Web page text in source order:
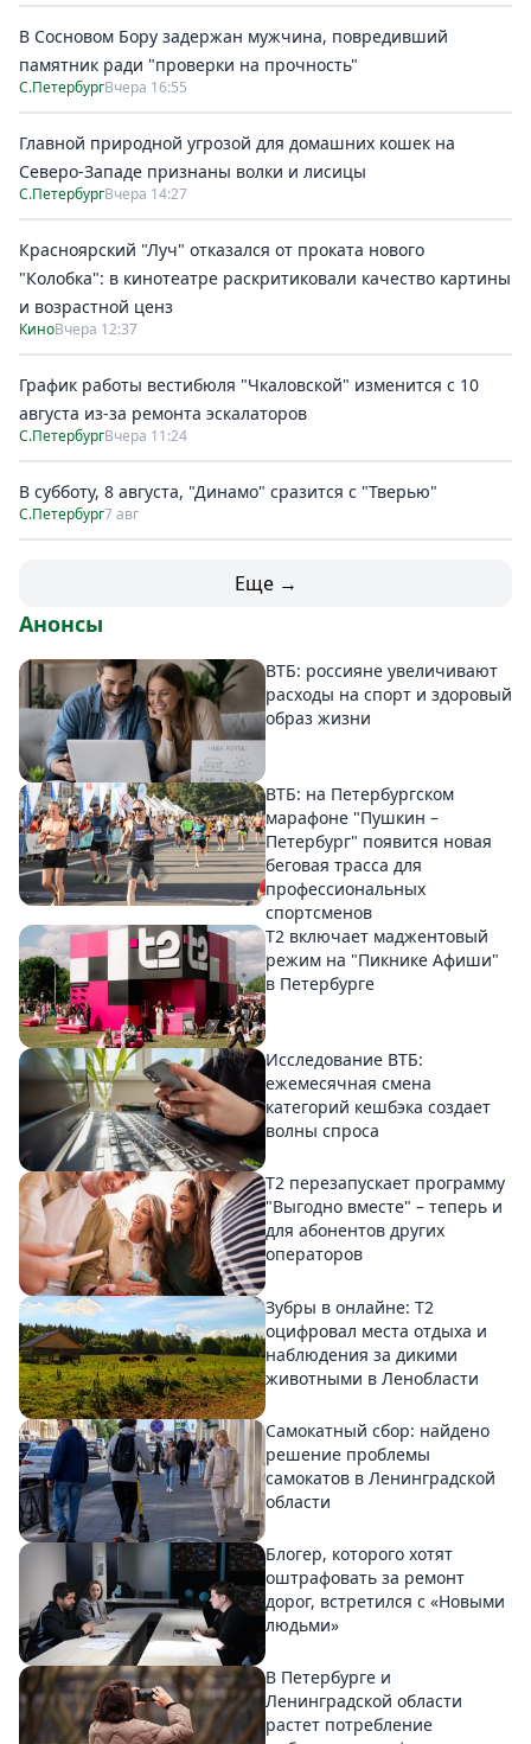
В Сосновом Бору задержан мужчина, повредивший
памятник ради "проверки на прочность"
С.ПетербургВчера 16:55
Главной природной угрозой для домашних кошек на
Северо-Западе признаны волки и лисицы
С.ПетербургВчера 14:27
Красноярский "Луч" отказался от проката нового
"Колобка": в кинотеатре раскритиковали качество картины
и возрастной ценз
КиноВчера 12:37
График работы вестибюля "Чкаловской" изменится с 10
августа из-за ремонта эскалаторов
С.ПетербургВчера 11:24
В субботу, 8 августа, "Динамо" сразится с "Тверью"
С.Петербург7 авг
Еще →
Анонсы
ВТБ: россияне увеличивают
расходы на спорт и здоровый
образ жизни
ВТБ: на Петербургском
марафоне "Пушкин –
Петербург" появится новая
беговая трасса для
профессиональных
спортсменов
Т2 включает маджентовый
режим на "Пикнике Афиши"
в Петербурге
Исследование ВТБ:
ежемесячная смена
категорий кешбэка создает
волны спроса
Т2 перезапускает программу
"Выгодно вместе" – теперь и
для абонентов других
операторов
Зубры в онлайне: Т2
оцифровал места отдыха и
наблюдения за дикими
животными в Ленобласти
Самокатный сбор: найдено
решение проблемы
самокатов в Ленинградской
области
Блогер, которого хотят
оштрафовать за ремонт
дорог, встретился с «Новыми
людьми»
В Петербурге и
Ленинградской области
растет потребление